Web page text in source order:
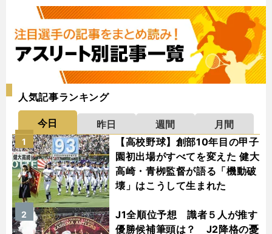
人気記事ランキング
今日 昨日 週間
月間
【高校野球】創部10年目の甲子
園初出場がすべてを変えた 健大
高崎・青栁監督が語る「機動破
壊」はこうして生まれた
1
J1全順位予想 識者５人が推す
優勝候補筆頭は？ J2降格の憂
2